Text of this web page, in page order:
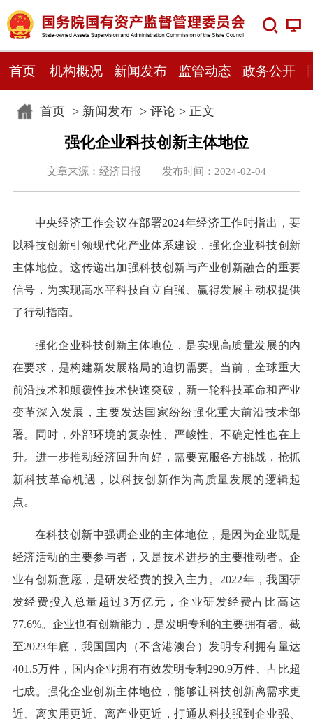
首页 机构概况 新闻发布 监管动态 政务公开
首页> 新闻发布> 评论 > 正文
强化企业科技创新主体地位
文章来源：经济日报 发布时间：2024-02-04
中央经济工作会议在部署2024年经济工作时指出，要
以科技创新引领现代化产业体系建设，强化企业科技创新
主体地位。这传递出加强科技创新与产业创新融合的重要
信号，为实现高水平科技自立自强、赢得发展主动权提供
了行动指南。
强化企业科技创新主体地位，是实现高质量发展的内
在要求，是构建新发展格局的迫切需要。当前，全球重大
前沿技术和颠覆性技术快速突破，新一轮科技革命和产业
变革深入发展，主要发达国家纷纷强化重大前沿技术部
署。同时，外部环境的复杂性、严峻性、不确定性也在上
升。进一步推动经济回升向好，需要克服各方挑战，抢抓
新科技革命机遇，以科技创新作为高质量发展的逻辑起
点。
在科技创新中强调企业的主体地位，是因为企业既是
经济活动的主要参与者，又是技术进步的主要推动者。企
业有创新意愿，是研发经费的投入主力。2022年，我国研
发经费投入总量超过3万亿元，企业研发经费占比高达
77.6%。企业也有创新能力，是发明专利的主要拥有者。截
至2023年底，我国国内（不含港澳台）发明专利拥有量达
401.5万件，国内企业拥有有效发明专利290.9万件、占比超
七成。强化企业创新主体地位，能够让科技创新离需求更
近、离实用更近、离产业更近，打通从科技强到企业强、